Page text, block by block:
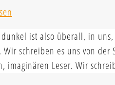
dunkel ist also überall, in
Wir schreiben es uns von
imaginären Leser. Wir